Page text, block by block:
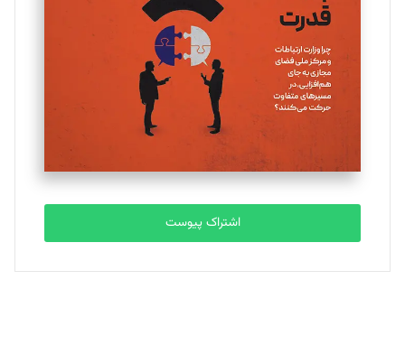
تحریریه
ملینا جعفری
تحریریه
مصطفی مسجدی آرانی
تحریریه
بابک نقاش
تحریریه
اشتراک پیوست